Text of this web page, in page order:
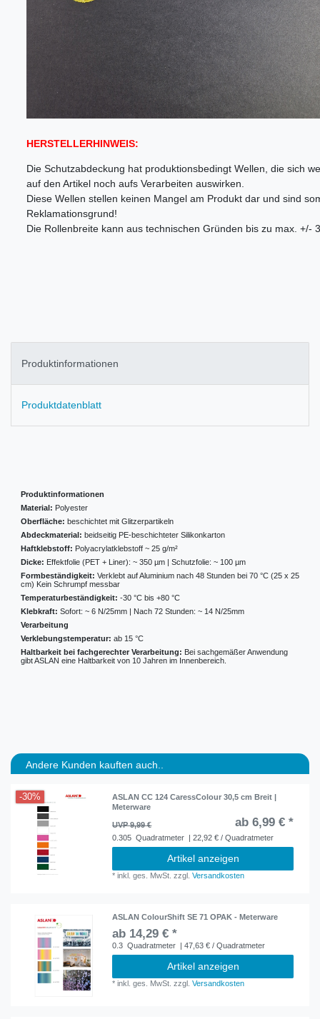
HERSTELLERHINWEIS:
Die Schutzabdeckung hat produktionsbedingt Wellen, die sich
auf den Artikel noch aufs Verarbeiten auswirken.
Diese Wellen stellen keinen Mangel am Produkt dar und sind
Reklamationsgrund!
Die Rollenbreite kann aus technischen Gründen bis zu max. +/-
Produktinformationen
Produktdatenblatt
Produktinformationen
Material: Polyester
Oberfläche: beschichtet mit Glitzerpartikeln
Abdeckmaterial: beidseitig PE-beschichteter Silikonkarton
Haftklebstoff: Polyacrylatklebstoff ~ 25 g/m²
Dicke: Effektfolie (PET + Liner): ~ 350 µm | Schutzfolie: ~ 100 µm
Formbeständigkeit: Verklebt auf Aluminium nach 48 Stunden bei 70 °C (25 x 25
cm) Kein Schrumpf messbar
Temperaturbeständigkeit: -30 °C bis +80 °C
Klebkraft: Sofort: ~ 6 N/25mm | Nach 72 Stunden: ~ 14 N/25mm
Verarbeitung
Verklebungstemperatur: ab 15 °C
Haltbarkeit bei fachgerechter Verarbeitung: Bei sachgemäßer Anwendung
gibt ASLAN eine Haltbarkeit von 10 Jahren im Innenbereich.
Andere Kunden kauften auch..
-30%
ASLAN CC 124 CaressColour 30,5 cm Breit |
Meterware
UVP 9,99 € ab 6,99 € *
0.305 Quadratmeter | 22,92 € / Quadratmeter
Artikel anzeigen
*inkl. ges. MwSt. zzgl.Versandkosten
ASLAN ColourShift SE 71 OPAK - Meterware
ab 14,29 € *
0.3 Quadratmeter | 47,63 € / Quadratmeter
Artikel anzeigen
*inkl. ges. MwSt. zzgl.Versandkosten